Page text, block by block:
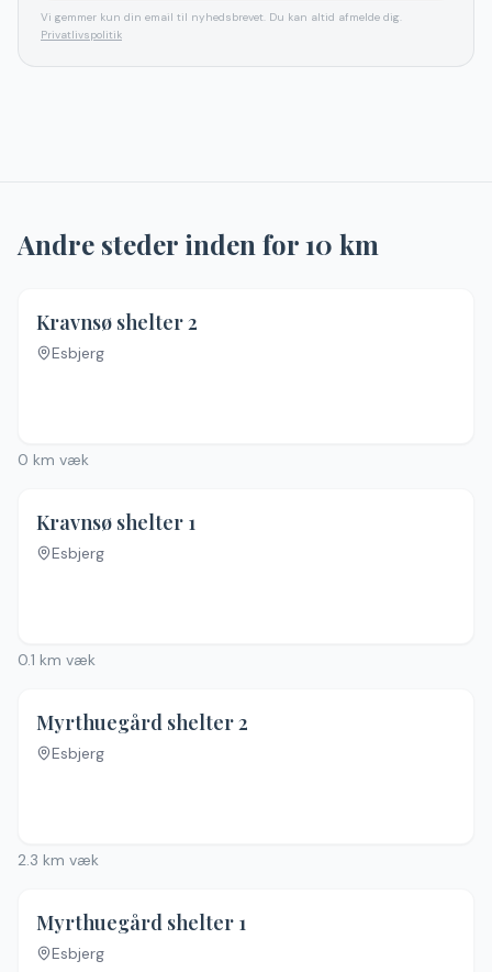
Vi gemmer kun din email til nyhedsbrevet. Du kan altid afmelde dig.
Privatlivspolitik
Andre steder inden for10 km
Kravnsø shelter 2
Esbjerg
0 km væk
Kravnsø shelter 1
Esbjerg
0.1 km væk
Myrthuegård shelter 2
Esbjerg
2.3 km væk
Myrthuegård shelter 1
Esbjerg